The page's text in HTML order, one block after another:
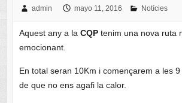
admin mayo 11, 2016 Notícies
Aquest any a la CQPtenim una nova ruta
emocionant.
En total seran 10Km i començarem a les
de que no ens agafi la calor.